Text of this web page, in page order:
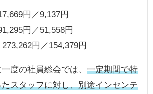
円／9,137円
円／51,558円
273,262円／154,379円
度の社員総会では、一定期間で特
スタッフに対し、別途インセンテ